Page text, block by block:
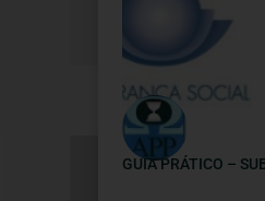
GUIA PRÁTICO –